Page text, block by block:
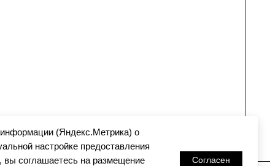
(Яндекс.Метрика) о
настройке предоставления
вы соглашаетесь на размещение
Согласен